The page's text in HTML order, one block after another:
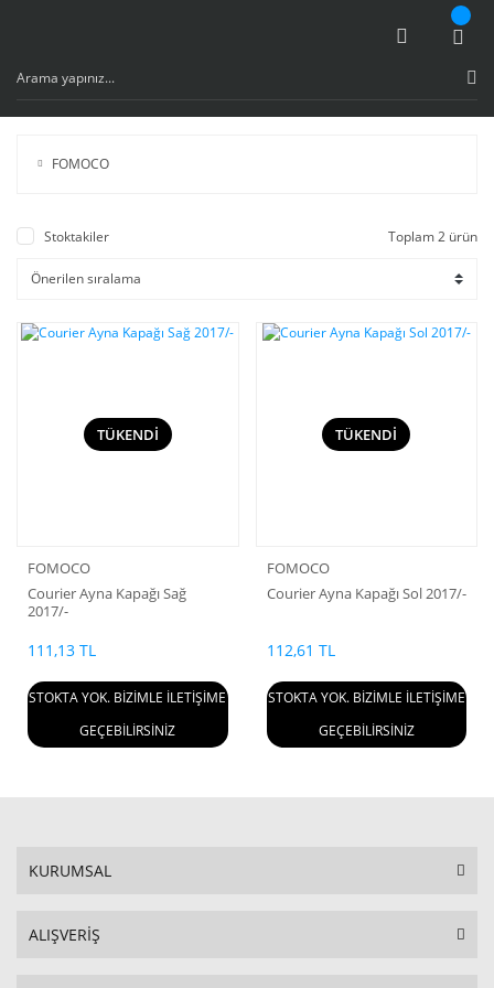
FOMOCO
Stoktakiler Toplam 2 ürün
TÜKENDİ
FOMOCO
Courier Ayna Kapağı Sağ
2017/-
111,13 TL
STOKTA YOK. BİZİMLE İLETİŞİME
GEÇEBİLİRSİNİZ
TÜKENDİ
FOMOCO
Courier Ayna Kapağı Sol 2017/-
112,61 TL
STOKTA YOK. BİZİMLE İLETİŞİME
GEÇEBİLİRSİNİZ
KURUMSAL
ALIŞVERİŞ